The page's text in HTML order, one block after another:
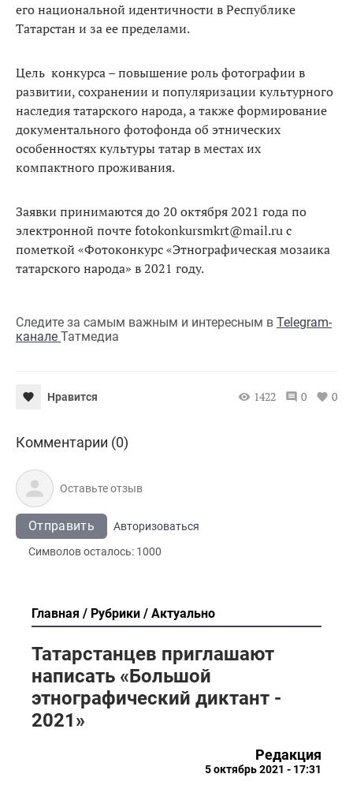
его национальной идентичности в Республике
Татарстан и за ее пределами.
Цель конкурса – повышение роль фотографии в
развитии, сохранении и популяризации культурного
наследия татарского народа, а также формирование
документального фотофонда об этнических
особенностях культуры татар в местах их
компактного проживания.
Заявки принимаются до 20 октября 2021 года по
электронной почте fotokonkursmkrt@mail.ru с
пометкой «Фотоконкурс «Этнографическая мозаика
татарского народа» в 2021 году.
Следите за самым важным и интересным в Telegram-
канале Татмедиа
Нравится 1422 0 0
Комментарии (0)
Отправить
Авторизоваться
Символов осталось: 1000
Главная Рубрики Актуально
Татарстанцев приглашают
написать «Большой
этнографический диктант -
2021»
Редакция
5 октябрь 2021 - 17:31